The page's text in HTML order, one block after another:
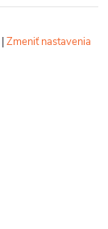
|Zmeniť nastavenia